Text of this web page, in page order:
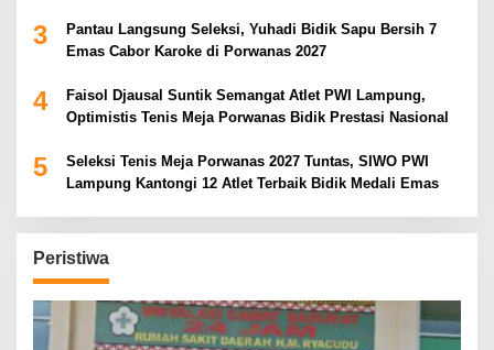
3
Pantau Langsung Seleksi, Yuhadi Bidik Sapu Bersih 7
Emas Cabor Karoke di Porwanas 2027
4
Faisol Djausal Suntik Semangat Atlet PWI Lampung,
Optimistis Tenis Meja Porwanas Bidik Prestasi Nasional
5
Seleksi Tenis Meja Porwanas 2027 Tuntas, SIWO PWI
Lampung Kantongi 12 Atlet Terbaik Bidik Medali Emas
Peristiwa